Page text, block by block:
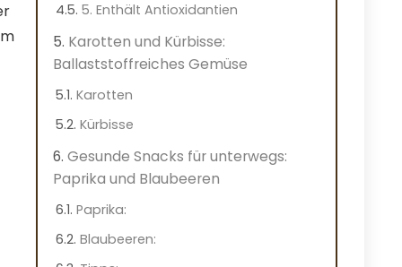
5. Enthält Antioxidantien
Karotten und Kürbisse:
Ballaststoffreiches Gemüse
Karotten
Kürbisse
Gesunde Snacks für unterwegs:
Paprika und Blaubeeren
Paprika:
Blaubeeren: